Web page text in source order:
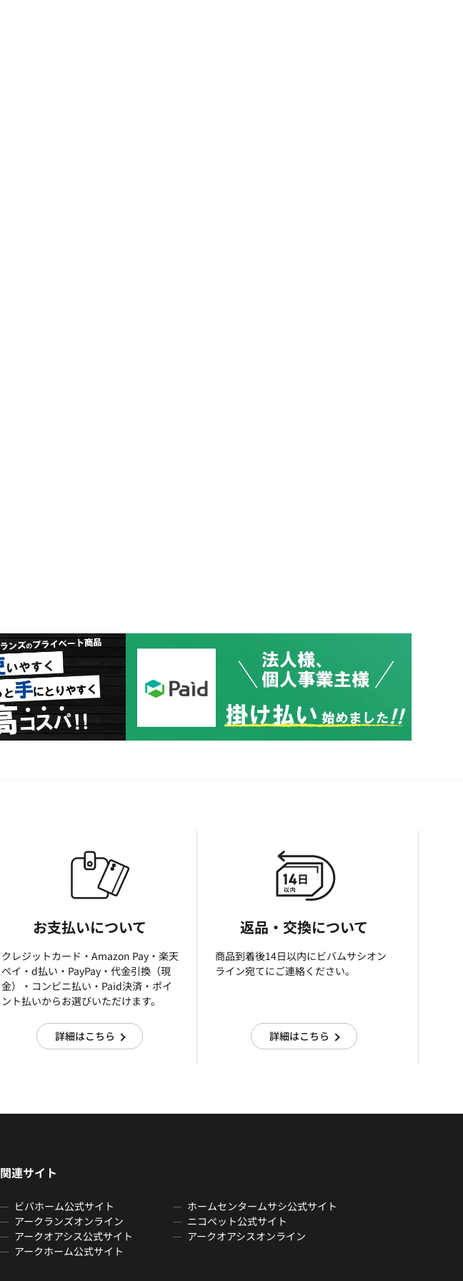
お支払いについて
クレジットカード・Amazon Pay・楽天
ぺイ・d払い・PayPay・代金引換（現
金）・コンビニ払い・Paid決済・ポイ
ント払いからお選びいただけます。
詳細はこちら
返品・交換について
商品到着後14日以内にビバムサシオン
ライン宛てにご連絡ください。
詳細はこちら
関連サイト
ビバホーム公式サイト
ホームセンタームサシ公式サイト
アークランズオンライン
ニコペット公式サイト
アークオアシス公式サイト
アークオアシスオンライン
アークホーム公式サイト